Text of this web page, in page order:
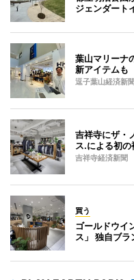
ジェンダート
葉山マリーナ
新アイテムも
逗子葉山経済新聞
吉祥寺にザ・
ス.による初の
吉祥寺経済新聞
買う
ゴールドウイ
ス」 独自ブラ